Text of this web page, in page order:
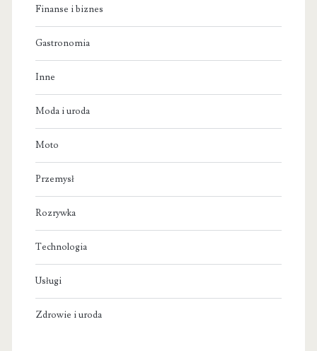
Finanse i biznes
Gastronomia
Inne
Moda i uroda
Moto
Przemysł
Rozrywka
Technologia
Usługi
Zdrowie i uroda